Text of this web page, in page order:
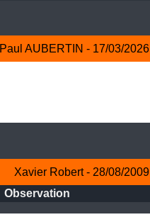
Paul AUBERTIN - 17/03/2026
Xavier Robert - 28/08/2009
Observation